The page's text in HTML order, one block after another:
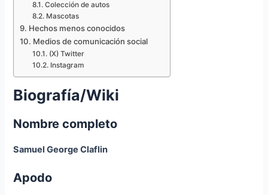
Colección de autos
Mascotas
Hechos menos conocidos
Medios de comunicación social
(X) Twitter
Instagram
Biografía/Wiki
Nombre completo
Samuel George Claflin
Apodo